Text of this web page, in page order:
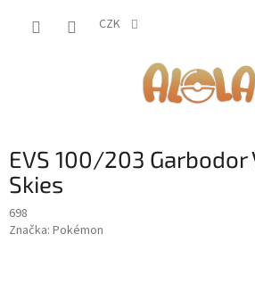
CZK
EVS 100/203
Skies
698
Značka: Pokémon